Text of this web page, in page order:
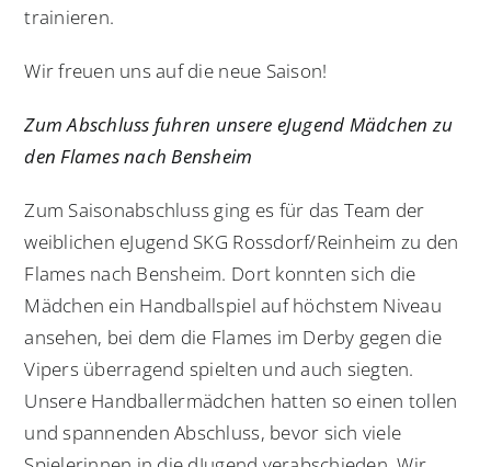
trainieren.
Wir freuen uns auf die neue Saison!
Zum Abschluss fuhren unsere eJugend Mädchen zu
den Flames nach Bensheim
Zum Saisonabschluss ging es für das Team der
weiblichen eJugend SKG Rossdorf/Reinheim zu den
Flames nach Bensheim. Dort konnten sich die
Mädchen ein Handballspiel auf höchstem Niveau
ansehen, bei dem die Flames im Derby gegen die
Vipers überragend spielten und auch siegten.
Unsere Handballermädchen hatten so einen tollen
und spannenden Abschluss, bevor sich viele